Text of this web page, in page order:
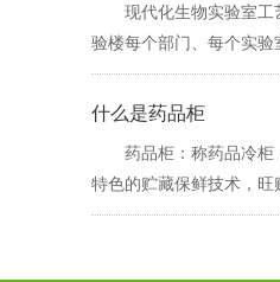
现代化生物实验室工
验楼每个部门、每个
什么是药品柜
药品柜：称药品冷柜
特色的贮藏保鲜技术，